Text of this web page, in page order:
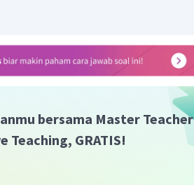
bersama Master Teacher
Teaching, GRATIS!